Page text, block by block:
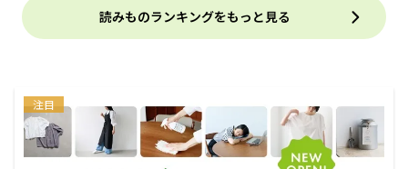
読みものランキングをもっと見る
注目